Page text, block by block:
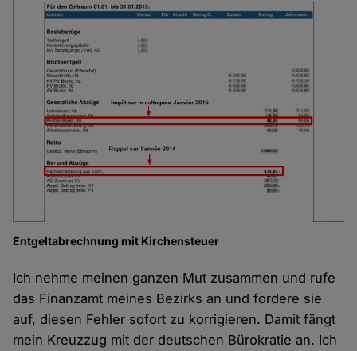
Entgeltabrechnung mit Kirchensteuer
Ich nehme meinen ganzen Mut zusammen und rufe
das Finanzamt meines Bezirks an und fordere sie
auf, diesen Fehler sofort zu korrigieren. Damit fängt
mein Kreuzzug mit der deutschen Bürokratie an. Ich